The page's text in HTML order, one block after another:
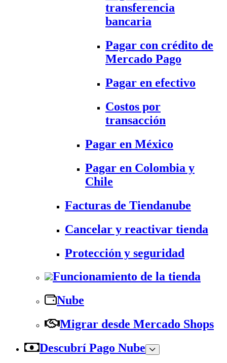
transferencia
bancaria
Pagar con crédito de
Mercado Pago
Pagar en efectivo
Costos por
transacción
Pagar en México
Pagar en Colombia y
Chile
Facturas de Tiendanube
Cancelar y reactivar tienda
Protección y seguridad
Funcionamiento de la tienda
Nube
Migrar desde Mercado Shops
Descubrí Pago Nube